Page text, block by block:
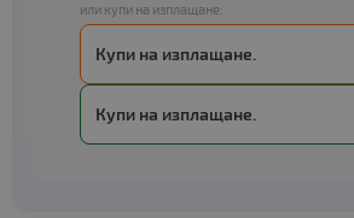
или купи на изплащане:
Купи на изплащане.
Купи на изплащане.